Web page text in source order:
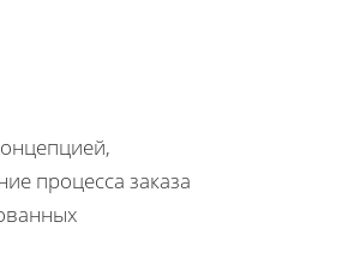
процесса заказа